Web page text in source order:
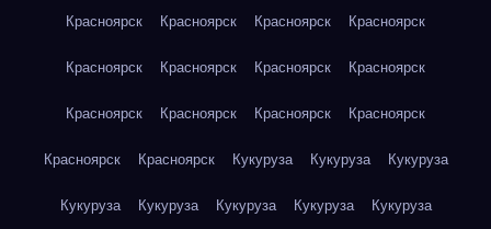
Красноярск Красноярск Красноярск Красноярск
Красноярск Красноярск Красноярск Красноярск
Красноярск Красноярск Красноярск Красноярск
Красноярск Красноярск Кукуруза Кукуруза Кукуруза
Кукуруза Кукуруза Кукуруза Кукуруза Кукуруза